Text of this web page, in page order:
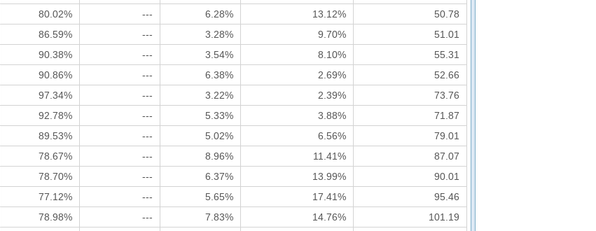
80.02% --- 6.28% 13.12%
50.78
86.59% --- 3.28% 9.70%
51.01
90.38% --- 3.54% 8.10%
55.31
90.86% --- 6.38% 2.69%
52.66
97.34% --- 3.22% 2.39%
73.76
92.78% --- 5.33% 3.88%
71.87
89.53% --- 5.02% 6.56%
79.01
78.67% --- 8.96% 11.41%
87.07
78.70% --- 6.37% 13.99%
90.01
77.12% --- 5.65% 17.41%
95.46
78.98% --- 7.83% 14.76%
101.19